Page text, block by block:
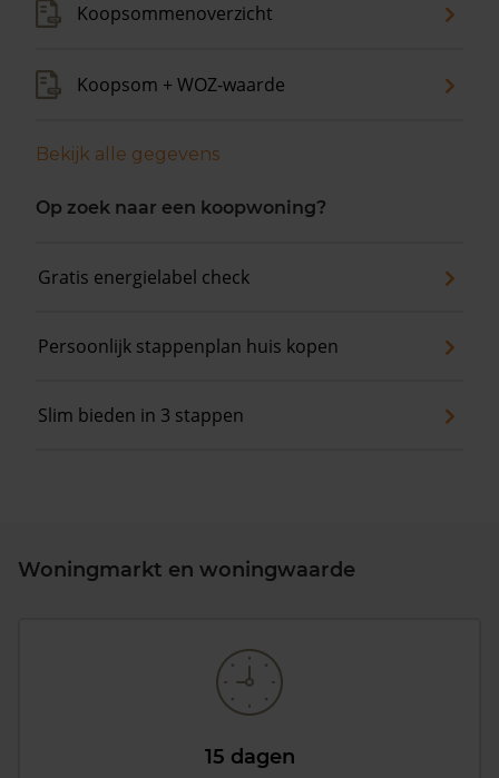
Koopsommenoverzicht
Koopsom + WOZ-waarde
Bekijk alle gegevens
Op zoek naar een koopwoning?
Gratis energielabel check
Persoonlijk stappenplan huis kopen
Slim bieden in 3 stappen
Woningmarkt en woningwaarde
15 dagen